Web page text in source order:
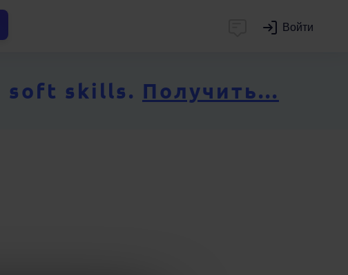
Войти
soft skills. Получить...